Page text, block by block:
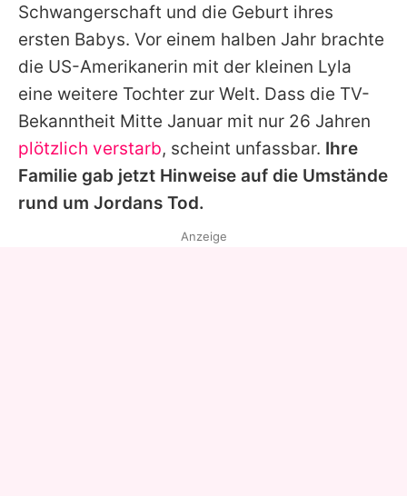
Utiq verwalten
Schwangerschaft und die Geburt ihres
ersten Babys. Vor einem halben Jahr brachte
die US-Amerikanerin mit der kleinen Lyla
eine weitere Tochter zur Welt. Dass die TV-
Bekanntheit Mitte Januar mit nur 26 Jahren
plötzlich verstarb, scheint unfassbar. Ihre
Familie gab jetzt Hinweise auf die Umstände
rund um Jordans Tod.
Anzeige